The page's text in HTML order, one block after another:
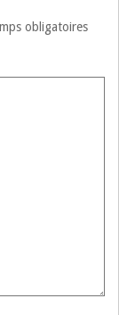
obligatoires